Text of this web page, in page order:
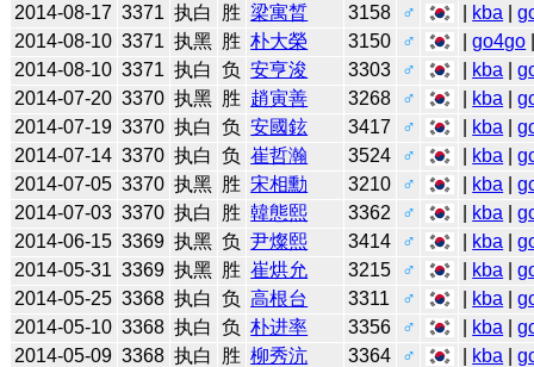
2014-08-17 3371 执白 胜 梁寓晳 3158 ♂ kba |
2014-08-10 3371 执黑 胜 朴大榮 3150 ♂ |go4go
2014-08-10 3371 执白 负 安亨浚 3303 ♂ kba |
2014-07-20 3370 执黑 胜 趙寅善 3268 ♂ kba |
2014-07-19 3370 执白 负 安國鉉 3417 ♂ kba |
2014-07-14 3370 执白 负 崔哲瀚 3524 ♂ kba |
2014-07-05 3370 执黑 胜 宋相勳 3210 ♂ kba |
2014-07-03 3370 执白 胜 韓態熙 3362 ♂ kba |
2014-06-15 3369 执黑 负 尹燦熙 3414 ♂ kba |
2014-05-31 3369 执黑 胜 崔烘允 3215 ♂ kba |
2014-05-25 3368 执白 负 高根台 3311 ♂ kba |
2014-05-10 3368 执白 负 朴进率 3356 ♂ kba |
2014-05-09 3368 执白 胜 柳秀沆 3364 ♂ kba |